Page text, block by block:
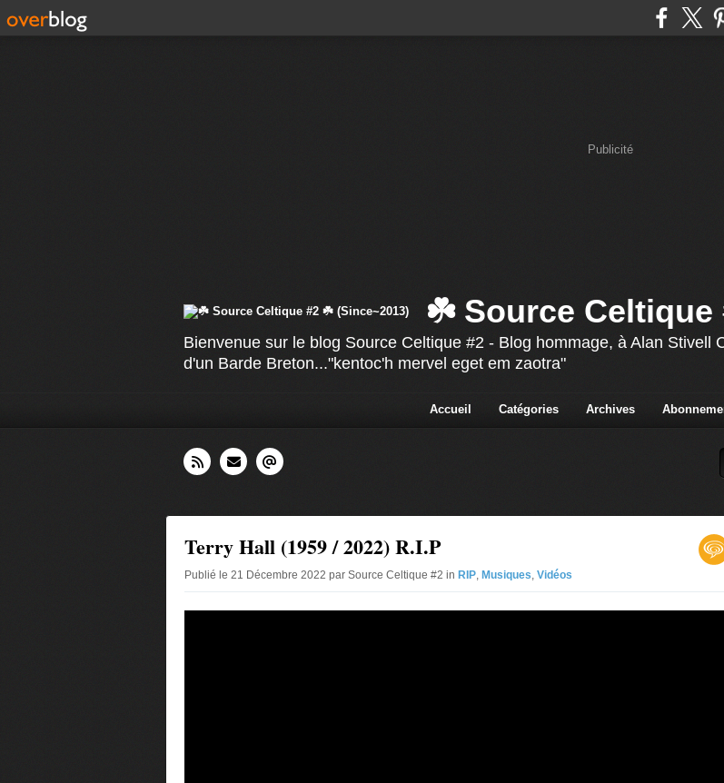
Publicité
☘️ Source Celtique
Bienvenue sur le blog Source Celtique #2 - Blog hommage, à Alan Stivell
d'un Barde Breton..."kentoc'h mervel eget em zaotra"
Accueil Catégories Archives
Terry Hall (1959 / 2022) R.I.P
Publié le 21 Décembre 2022 par Source Celtique #2 in RIP, Musiques, Vidéos